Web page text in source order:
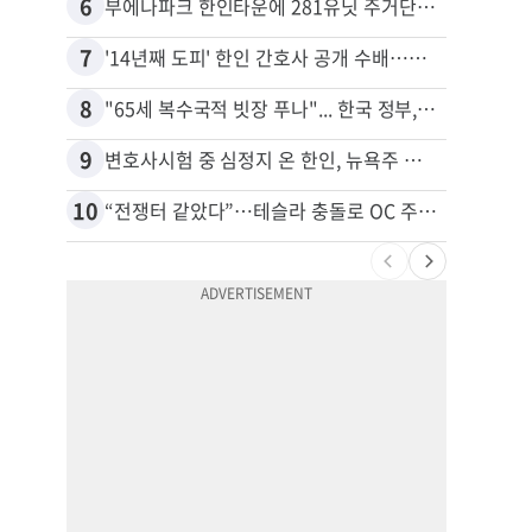
부에나파크 한인타운에 281유닛 주거단지 들어선다
7 '14년째 도피' 한인 간호사 공개 수배…메디케어 사기 유죄
8 "65세 복수국적 빗장 푸나"... 한국 정부, 연령 완화 전면 추진
9 변호사시험 중 심정지 온 한인, 뉴욕주 제소
10 “전쟁터 같았다”…테슬라 충돌로 OC 주택 4채 파손